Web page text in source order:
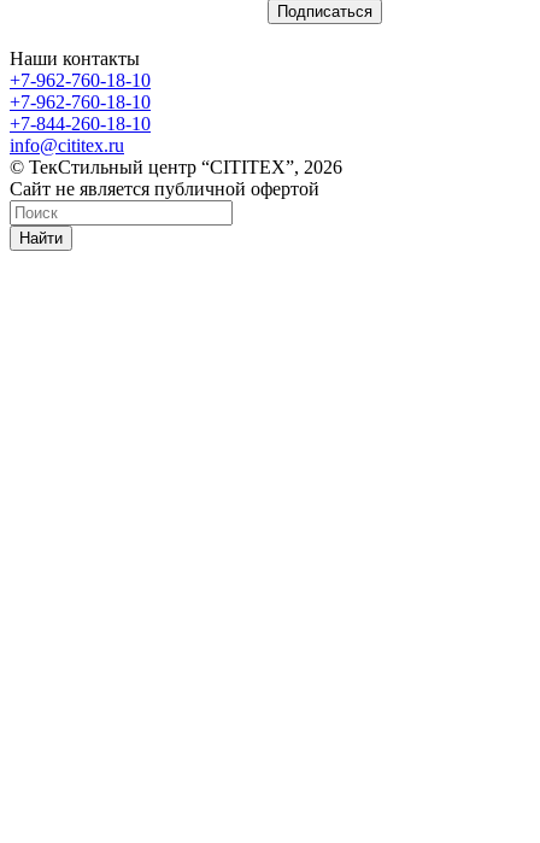
Наши контакты
+7-962-760-18-10
+7-962-760-18-10
+7-844-260-18-10
info@cititex.ru
© ТекСтильный центр “CITITEX”, 2026
Сайт не является публичной офертой
Найти